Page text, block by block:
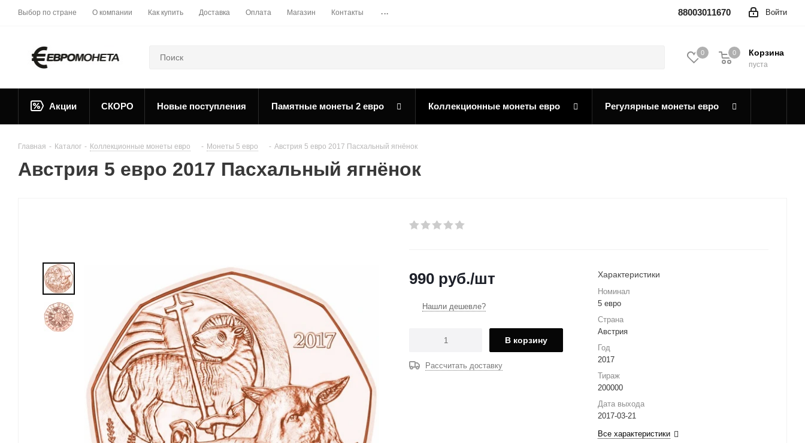
Выбор по стране О компании Как купить Доставка Оплата Магазин Контакты ... Войти
88003011670
0 Корзина
0
пуста
0
Акции СКОРО Новые поступления Памятные монеты 2 евро Коллекционные монеты евро Регулярные монеты евро
Главная - Каталог - Коллекционные монеты евро - Монеты 5 евро - Австрия 5 евро 2017 Пасхальный ягнёнок
Австрия 5 евро 2017 Пасхальный ягнёнок
990 руб./шт
Нашли дешевле?
В корзину
Рассчитать доставку
Характеристики
Номинал
5 евро
Страна
Австрия
Год
2017
Тираж
200000
Дата выхода
2017-03-21
Все характеристики